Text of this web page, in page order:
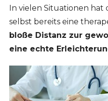
In vielen Situationen
selbst bereits eine
bloße Distanz zur
eine echte